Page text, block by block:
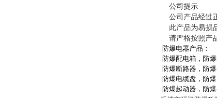
公司提示
公司产品经过正
此产品为易损品
请严格按照产品
防爆电器产品：
防爆配电箱，防爆
防爆断路器，防爆
防爆电缆盘，防爆
防爆起动器，防爆